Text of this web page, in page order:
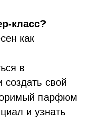
класс?
как
в
создать свой
парфюм
и узнать